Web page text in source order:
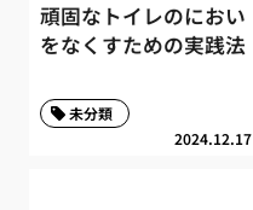
頑固なトイレのにおい
をなくすための実践法
2024.12.17
未分類